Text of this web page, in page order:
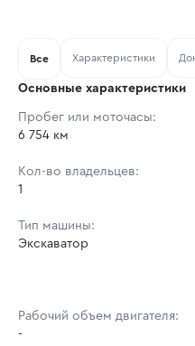
Тип аукциона:
Шаг торгов:
Кол-во ставок:
Ставок
в
Все Характеристики
Основные характеристики
Пробег или моточасы:
6 754 км
Кол-во владельцев:
1
Тип машины:
Экскаватор
Рабочий объем двигателя:
-